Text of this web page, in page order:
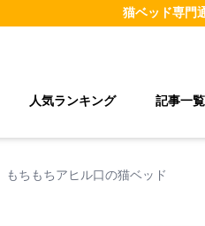
猫ベッド専門
人気ランキング 記事一覧
もちもちアヒル口の猫ベッド